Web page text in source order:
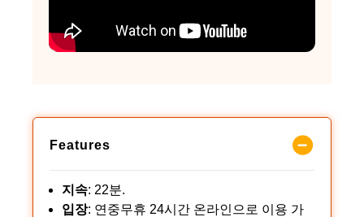
Features
지속: 22분.
입장: 연중무휴 24시간 온라인으로 이용 가